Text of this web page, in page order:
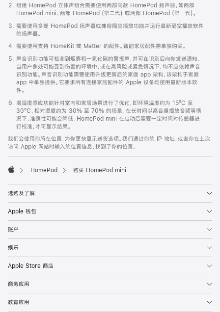
打
开)
组建 HomePod 立体声组合需要使用两部同款 HomePod 扬声器，如两部
HomePod mini、两部 HomePod (第二代) 或两部 HomePod (第一代)。
需要使用多部 HomePod 扬声器或兼容隔空播放功能并运行最新隔空播放软件
的扬声器。
需要使用支持 HomeKit 或 Matter 的配件。智能家居配件需单独购买。
声音识别功能可检测到烟雾和一氧化碳的警报声，并可在识别后向你发送通知。
当用户身处可能受到伤害的环境中，或在高风险或紧急情况下，均不应依赖声音
识别功能。声音识别功能需要使用升级更新后的家庭 app 架构，该架构于家庭
app 中单独提供。它要求所有连接家居配件的 Apple 设备均使用最新版本软
件。
温湿度感应功能针对室内和家居场景进行了优化，即环境温度约为 15ºC 至
30ºC、相对湿度约为 30% 至 70% 的场景。在长时间以高音量播放音频等情
况下，准确性可能会降低。HomePod mini 在启动后需要一定时间对传感器进
行校准，才可显示结果。
我们会使用你所在位置，为你更快显示送货选项。我们通过你的 IP 地址，或者你在上次
访问 Apple 网站时输入的位置信息，找到了你的位置。
HomePod 购买 HomePod mini
选购及了解
Apple 钱包
账户
娱乐
Apple Store 商店
商务应用
教育应用